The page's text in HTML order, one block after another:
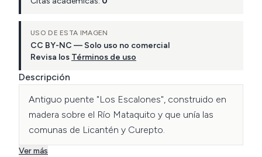
USO DE ESTA IMAGEN
CC BY-NC — Solo uso no comercial
Revisa los Términos de uso
Descripción
Antiguo puente "Los Escalones", construido en
madera sobre el Río Mataquito y que unía las
comunas de Licantén y Curepto.
Ver más